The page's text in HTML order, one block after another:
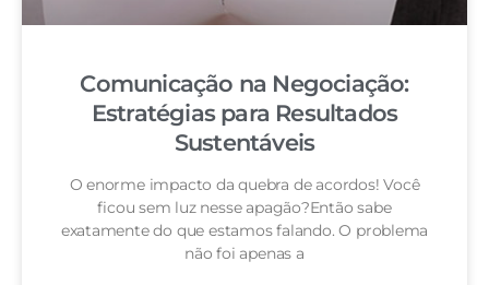
Comunicação na Negociação:
Estratégias para Resultados
Sustentáveis
O enorme impacto da quebra de acordos! Você
ficou sem luz nesse apagão?Então sabe
exatamente do que estamos falando. O problema
não foi apenas a